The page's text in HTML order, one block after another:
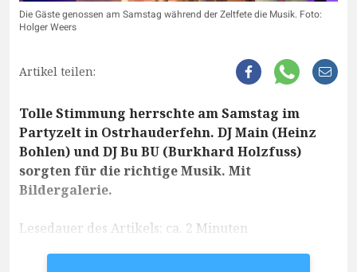
Die Gäste genossen am Samstag während der Zeltfete die Musik. Foto:
Holger Weers
Artikel teilen:
Tolle Stimmung herrschte am Samstag im
Partyzelt in Ostrhauderfehn. DJ Main (Heinz
Bohlen) und DJ Bu BU (Burkhard Holzfuss)
sorgten für die richtige Musik. Mit
Bildergalerie.
Lesedauer des Artikels: ca. 2 Minuten